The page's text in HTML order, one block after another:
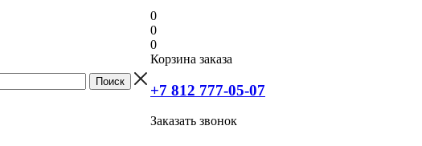
0
0
0
Корзина заказа
+7 812 777-05-07
Заказать звонок